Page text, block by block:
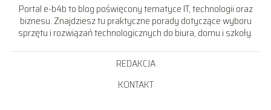
Portal e-b4b to blog poświęcony tematyce IT, technologii oraz
biznesu. Znajdziesz tu praktyczne porady dotyczące wyboru
sprzętu i rozwiązań technologicznych do biura, domu i szkoły.
REDAKCJA
KONTAKT